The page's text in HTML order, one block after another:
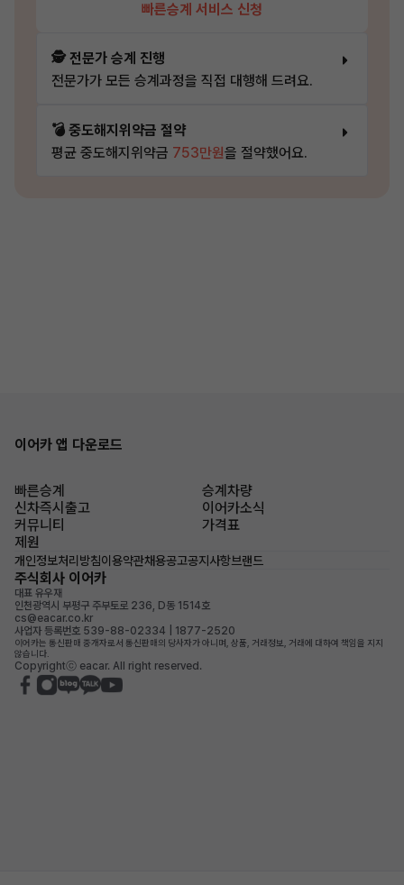
빠른승계 서비스 신청
🕵️ 전문가 승계 진행
전문가가 모든 승계과정을 직접 대행해 드려요.
💣 중도해지위약금 절약
평균 중도해지위약금 753만원을 절약했어요.
이어카 앱 다운로드
빠른승계
승계차량
신차즉시출고
이어카소식
커뮤니티
가격표
제원
개인정보처리방침이용약관채용공고공지사항브랜드
주식회사 이어카
대표 유우재
인천광역시 부평구 주부토로 236, D동 1514호
cs@eacar.co.kr
사업자 등록번호 539-88-02334 | 1877-2520
이어카는 통신판매 중개자로서 통신판매의 당사자가 아니며, 상품, 거래정보, 거래에 대하여 책임을 지지
않습니다.
Copyrightⓒ eacar. All right reserved.